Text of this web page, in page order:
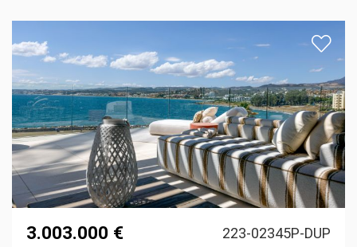
3.003.000 € 223-02345P-DUP